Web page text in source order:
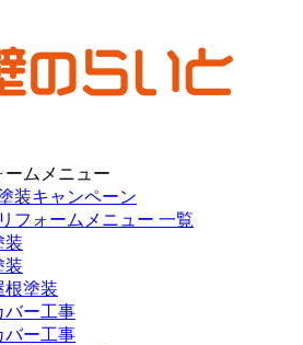
ムメニュー
装キャンペーン
フォームメニュー 一覧
装
装
根塗装
バー工事
バー工事